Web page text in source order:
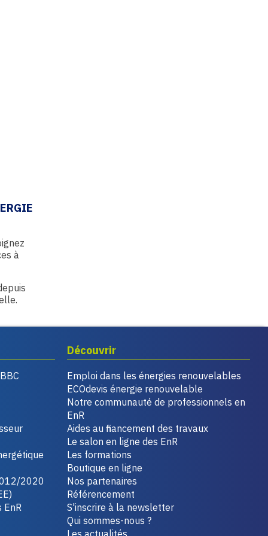
à
2020
EnR
Découvrir
Emploi dans les énergies renouvelables
ECOdevis énergie renouvelable
Notre communauté de professionnels en
EnR
Aides au financement des travaux
Le salon en ligne des EnR
Les formations
Boutique en ligne
Nos partenaires
Référencement
S'inscrire à la newsletter
Qui sommes-nous ?
Les actualités